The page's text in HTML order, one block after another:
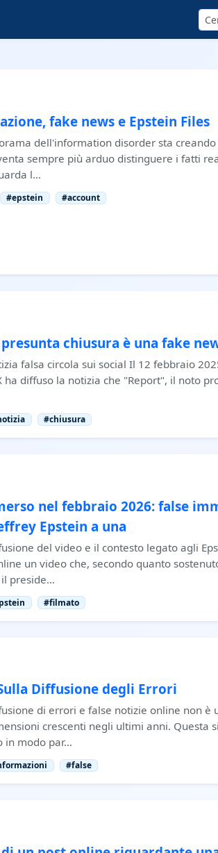
fake news e Epstein Files
dell'information disorder sta
sempre più arduo distinguere i fatti
l…
#epstein #account
chiusura è una fake
falsa circola sui social Il 12 febbraio
ha diffuso la notizia che "Report", il noto
#chiusura
nel febbraio 2026: false
Epstein a una
del video e il contesto legato agli
un video che, secondo quanto
preside…
#filmato
Diffusione degli Errori
di errori e false notizie online non è
crescenti negli ultimi anni. Questa
in modo par…
#false